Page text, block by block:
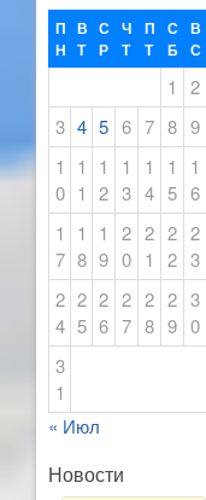
П
Н
В
Т
С
Р
Ч
Т
П
Т
С
Б
В
С
1
2
3 4 5 6 7 8 9
1
0
1
1
1
2
1
3
1
4
1
5
1
6
1
7
1
8
1
9
2
0
2
1
2
2
2
3
2
4
2
5
2
6
2
7
2
8
2
9
3
0
3
1
« Июл
Новости